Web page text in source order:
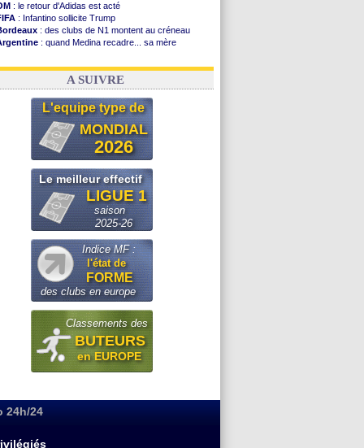
: le retour d'Adidas est acté
: Infantino sollicite Trump
: des clubs de N1 montent au créneau
: quand Medina recadre... sa mère
: Paixão attire un 2e club anglais
A SUIVRE
L'equipe type de
MONDIAL
2026
Le meilleur effectif
LIGUE 1
saison
2025-26
Indice MF :
l'état de
FORME
des clubs en europe
Classements des
BUTEURS
en EUROPE
24h/24